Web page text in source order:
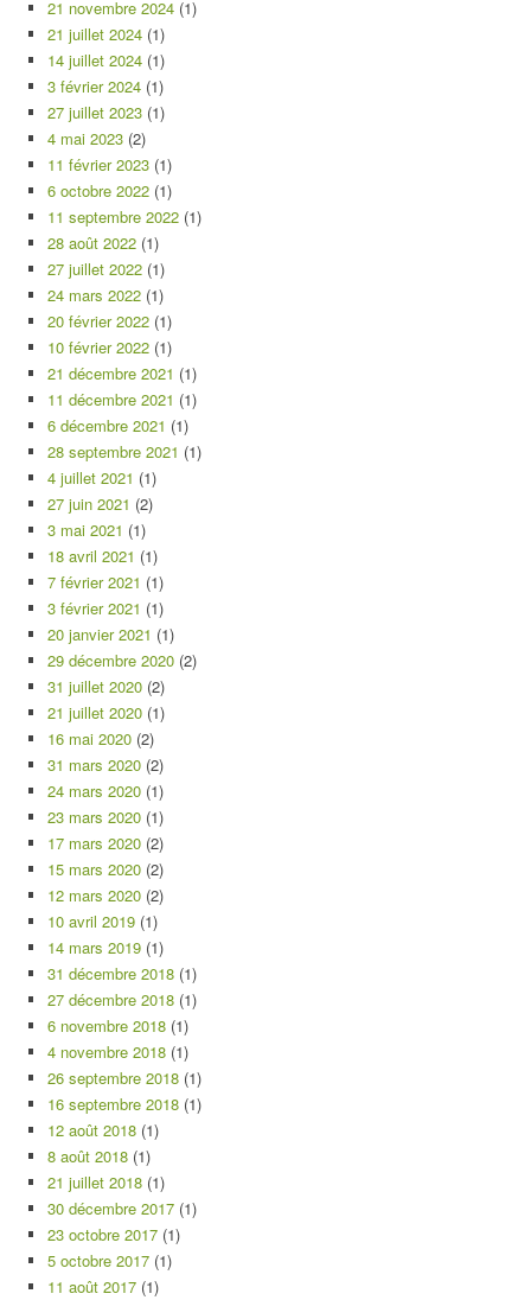
21 novembre 2024 (1)
21 juillet 2024 (1)
14 juillet 2024 (1)
3 février 2024 (1)
27 juillet 2023 (1)
4 mai 2023 (2)
11 février 2023 (1)
6 octobre 2022 (1)
11 septembre 2022 (1)
28 août 2022 (1)
27 juillet 2022 (1)
24 mars 2022 (1)
20 février 2022 (1)
10 février 2022 (1)
21 décembre 2021 (1)
11 décembre 2021 (1)
6 décembre 2021 (1)
28 septembre 2021 (1)
4 juillet 2021 (1)
27 juin 2021 (2)
3 mai 2021 (1)
18 avril 2021 (1)
7 février 2021 (1)
3 février 2021 (1)
20 janvier 2021 (1)
29 décembre 2020 (2)
31 juillet 2020 (2)
21 juillet 2020 (1)
16 mai 2020 (2)
31 mars 2020 (2)
24 mars 2020 (1)
23 mars 2020 (1)
17 mars 2020 (2)
15 mars 2020 (2)
12 mars 2020 (2)
10 avril 2019 (1)
14 mars 2019 (1)
31 décembre 2018 (1)
27 décembre 2018 (1)
6 novembre 2018 (1)
4 novembre 2018 (1)
26 septembre 2018 (1)
16 septembre 2018 (1)
12 août 2018 (1)
8 août 2018 (1)
21 juillet 2018 (1)
30 décembre 2017 (1)
23 octobre 2017 (1)
5 octobre 2017 (1)
11 août 2017 (1)